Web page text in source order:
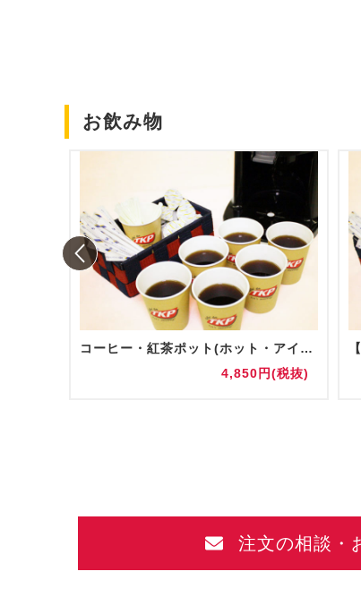
お飲み物
コーヒー・紅茶ポット(ホット・アイス)
4,850円(税抜)
注文の相談・